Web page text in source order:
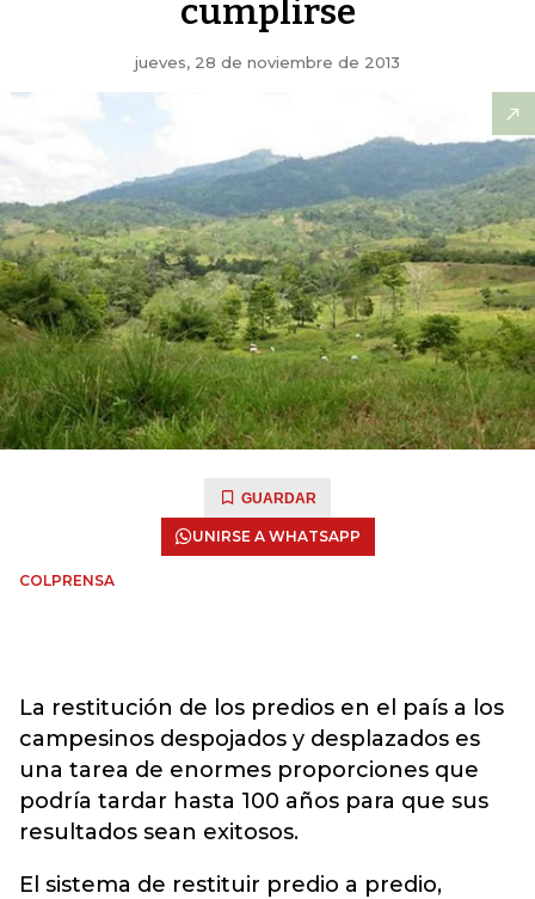
cumplirse
jueves, 28 de noviembre de 2013
GUARDAR
UNIRSE A WHATSAPP
COLPRENSA
La restitución de los predios en el país a los
campesinos despojados y desplazados es
una tarea de enormes proporciones que
podría tardar hasta 100 años para que sus
resultados sean exitosos.
El sistema de restituir predio a predio,